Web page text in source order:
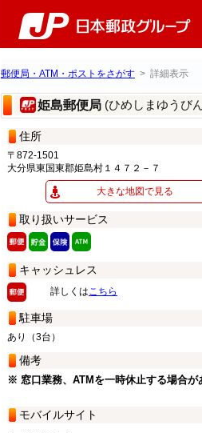
郵便局・ATM・ポストをさがす > 詳細表示
姫島郵便局 (ひめしまゆうび
住所
〒872-1501
大分県東国東郡姫島村１４７２－７
大きな地図で見る
取り扱いサービス
キャッシュレス
詳しくはこちら
駐車場
あり（3台）
備考
※ 窓口業務、ATMを一時休止する場合が
モバイルサイト